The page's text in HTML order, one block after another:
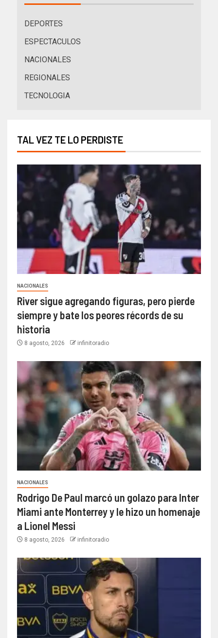
DEPORTES
ESPECTACULOS
NACIONALES
REGIONALES
TECNOLOGIA
TAL VEZ TE LO PERDISTE
NACIONALES
River sigue agregando figuras, pero pierde
siempre y bate los peores récords de su
historia
8 agosto, 2026 infinitoradio
NACIONALES
Rodrigo De Paul marcó un golazo para Inter
Miami ante Monterrey y le hizo un homenaje
a Lionel Messi
8 agosto, 2026 infinitoradio